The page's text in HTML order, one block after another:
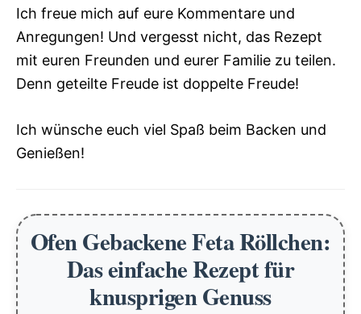
Ich freue mich auf eure Kommentare und
Anregungen! Und vergesst nicht, das Rezept
mit euren Freunden und eurer Familie zu teilen.
Denn geteilte Freude ist doppelte Freude!
Ich wünsche euch viel Spaß beim Backen und
Genießen!
Ofen Gebackene Feta Röllchen:
Das einfache Rezept für
knusprigen Genuss